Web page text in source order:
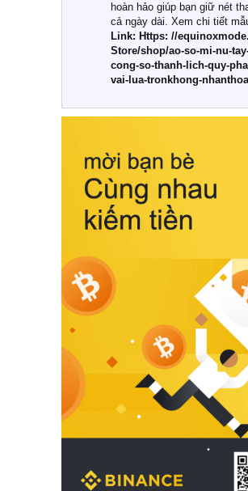
Khác với các dòng sản phẩm
thường, những bộ chăn ga
cao cấp trải qua quy trình sản
nghiêm ngặt từ khâu chọn
liệu tự nhiên đến công nghệ
nhuộm hiện đại không chứa
này, bạn sẽ cảm nhận rõ rệt
hồi chuẩn xác của phần đệm
cột sống.
Bên cạnh đó, việc lựa chọn
sản phẩm đạt chuẩn chất
tế còn giúp ngăn ngừa tình
khuẩn và nấm mốc trong
thời tiết nóng ẩm. Bạn có thể
thêm các nghiên cứu khoa
động của giấc ngủ và môi
phòng ngủ đối với sức khỏe
người tại Sleep Foundation
Link) để có cái nhìn toàn diện
2. Các tiêu chí vàng khi lựa
chăn ga gối đệm cao cấp cho
ngủ
Để sở hữu một bộ chăn ga
cao cấp hoàn hảo cả về
công năng, người tiêu dùng
nhắc kỹ lưỡng các tiêu chí
hoàn hảo giúp bạn giữ nét
cả ngày dài. Xem chi tiết
Link: Https: //equinoxmode.
Store/shop/ao-so-mi-nu-
cong-so-thanh-lich-quy-
vai-lua-tronkhong-